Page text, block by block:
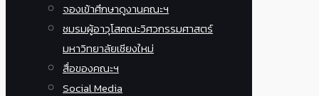
จองเข้าศึกษาดูงานคณะฯ
ชมรมผู้อาวุโสคณะวิศวกรรมศาสตร์
มหาวิทยาลัยเชียงใหม่
สื่อของคณะฯ
Social Media